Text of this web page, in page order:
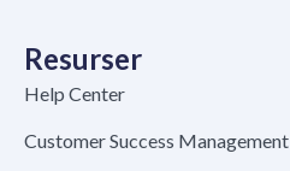
Resurser
Help Center
Customer Success Management